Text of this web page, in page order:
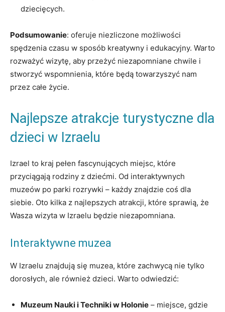
dziecięcych.
Podsumowanie: oferuje niezliczone możliwości
spędzenia czasu w sposób kreatywny i edukacyjny. Warto
rozważyć wizytę, aby przeżyć niezapomniane chwile i
stworzyć wspomnienia, które będą towarzyszyć nam
przez całe życie.
Najlepsze atrakcje turystyczne dla
dzieci w Izraelu
Izrael to kraj pełen fascynujących miejsc, które
przyciągają rodziny z dziećmi. Od interaktywnych
muzeów po parki rozrywki – każdy znajdzie coś dla
siebie. Oto kilka z najlepszych atrakcji, które sprawią, że
Wasza wizyta w Izraelu będzie niezapomniana.
Interaktywne muzea
W Izraelu znajdują się muzea, które zachwycą nie tylko
dorosłych, ale również dzieci. Warto odwiedzić:
Muzeum Nauki i Techniki w Holonie – miejsce, gdzie